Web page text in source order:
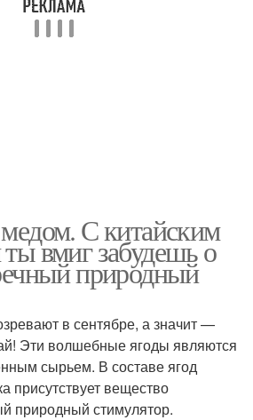
С китайским
вмиг забудешь о
природный
в сентябре, а значит —
Эти волшебные ягоды являются
сырьем. В составе ягод
присутствует вещество
природный стимулятор.